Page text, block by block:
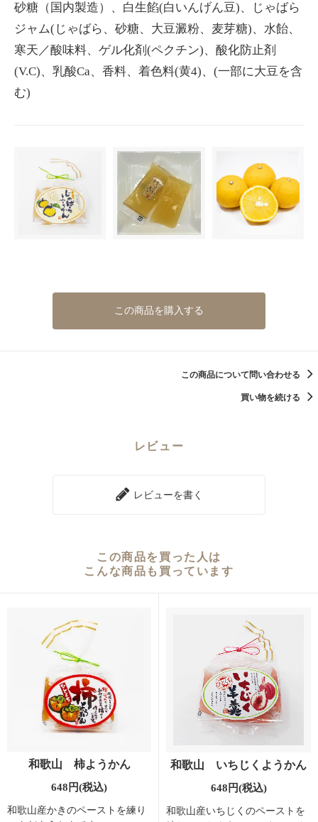
砂糖（国内製造）、白生餡(白いんげん豆)、じゃばら
ジャム(じゃばら、砂糖、大豆澱粉、麦芽糖)、水飴、
寒天／酸味料、ゲル化剤(ペクチン)、酸化防止剤
(V.C)、乳酸Ca、香料、着色料(黄4)、(一部に大豆を含
む)
この商品を購入する
この商品について問い合わせる
買い物を続ける
レビュー
レビューを書く
この商品を買った人は
こんな商品も買っています
和歌山 柿ようかん
648円(税込)
和歌山産かきのペーストを練り
和歌山 いちじくようかん
648円(税込)
和歌山産いちじくのペーストを